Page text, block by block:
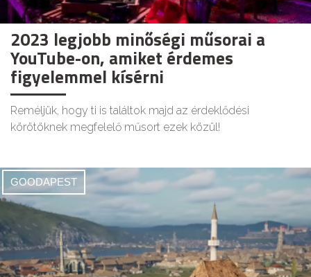
2023 legjobb minőségi műsorai a
YouTube-on, amiket érdemes
figyelemmel kísérni
Reméljük, hogy ti is találtok majd az érdeklődési
körötöknek megfelelő műsort ezek közül!
GOODAPEST